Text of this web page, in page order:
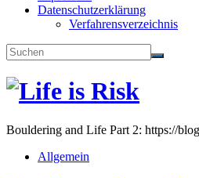
Datenschutzerklärung
Verfahrensverzeichnis
Bouldering and Life Part 2: https://
Allgemein